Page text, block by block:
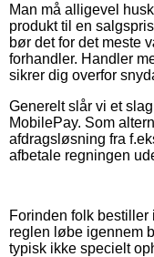
Man må alligevel
produkt til en
bør det for det meste
forhandler. Handler
sikrer dig overfor
Generelt slår vi et
MobilePay. Som
afdragsløsning fra
afbetale regningen
Forinden folk
reglen løbe igennem
typisk ikke specielt